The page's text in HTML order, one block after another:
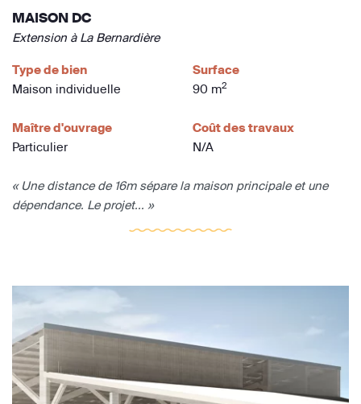
MAISON DC
Extension à La Bernardière
Type de bien
Maison individuelle
Surface
90 m2
Maître d'ouvrage
Particulier
Coût des travaux
N/A
« Une distance de 16m sépare la maison principale et une
dépendance. Le projet... »